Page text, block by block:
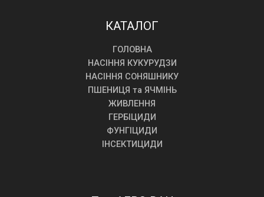
КАТАЛОГ
ГОЛОВНА
НАСІННЯ КУКУРУДЗИ
НАСІННЯ СОНЯШНИКУ
ПШЕНИЦЯ та ЯЧМІНЬ
ЖИВЛЕННЯ
ГЕРБІЦИДИ
ФУНГІЦИДИ
ІНСЕКТИЦИДИ